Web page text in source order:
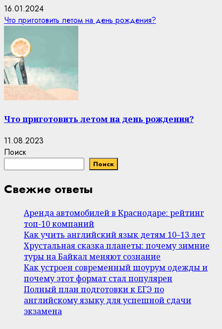
16.01.2024
Что приготовить летом на день рождения?
Что приготовить летом на день рождения?
11.08.2023
Поиск
Поиск
Свежие ответы
Аренда автомобилей в Краснодаре: рейтинг
топ-10 компаний
Как учить английский язык детям 10–13 лет
Хрустальная сказка планеты: почему зимние
туры на Байкал меняют сознание
Как устроен современный шоурум одежды и
почему этот формат стал популярен
Полный план подготовки к ЕГЭ по
английскому языку для успешной сдачи
экзамена